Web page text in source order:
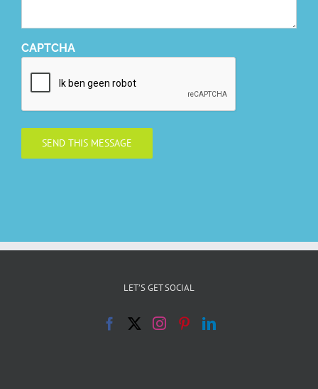
CAPTCHA
SEND THIS MESSAGE
LET’S GET SOCIAL